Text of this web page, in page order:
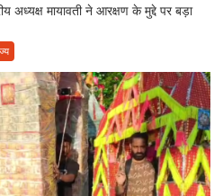
आरक्षण
बड़ा
बयान,
RSS
प्रमुख
पर
साधा
अध्यक्ष मायावती ने आरक्षण के मुद्दे पर बड़ा